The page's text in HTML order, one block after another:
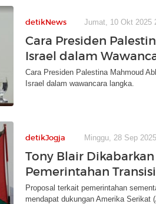
detikNews Jumat, 10 Okt 2025
Cara Presiden
Israel dalam
Cara Presiden Palestina Mahmoud
Israel dalam wawancara langka.
detikJogja Minggu, 28 Sep
Tony Blair
Pemerintahan
Proposal terkait pemerintahan
mendapat dukungan Amerika Serikat